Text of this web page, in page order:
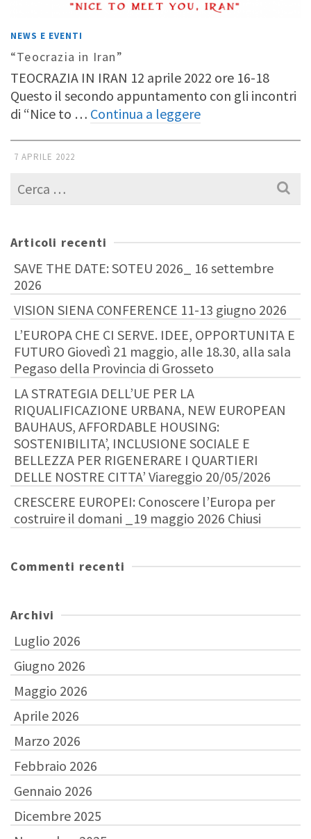
NEWS E EVENTI
“Teocrazia in Iran”
TEOCRAZIA IN IRAN 12 aprile 2022 ore 16-18
Questo il secondo appuntamento con gli incontri
di “Nice to … Continua a leggere
7 APRILE 2022
Cerca
per:
Articoli recenti
SAVE THE DATE: SOTEU 2026_ 16 settembre
2026
VISION SIENA CONFERENCE 11-13 giugno 2026
L’EUROPA CHE CI SERVE. IDEE, OPPORTUNITA E
FUTURO Giovedì 21 maggio, alle 18.30, alla sala
Pegaso della Provincia di Grosseto
LA STRATEGIA DELL’UE PER LA
RIQUALIFICAZIONE URBANA, NEW EUROPEAN
BAUHAUS, AFFORDABLE HOUSING:
SOSTENIBILITA’, INCLUSIONE SOCIALE E
BELLEZZA PER RIGENERARE I QUARTIERI
DELLE NOSTRE CITTA’ Viareggio 20/05/2026
CRESCERE EUROPEI: Conoscere l’Europa per
costruire il domani _19 maggio 2026 Chiusi
Commenti recenti
Archivi
Luglio 2026
Giugno 2026
Maggio 2026
Aprile 2026
Marzo 2026
Febbraio 2026
Gennaio 2026
Dicembre 2025